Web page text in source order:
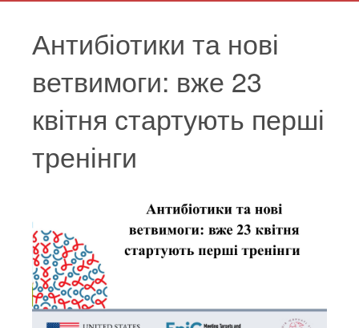
Антибіотики та нові
ветвимоги: вже 23
квітня стартують перші
тренінги